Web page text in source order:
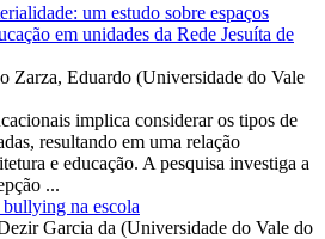
um estudo sobre espaços
em unidades da Rede Jesuíta de
Zarza, Eduardo (Universidade do Vale
implica considerar os tipos de
resultando em uma relação
e educação. A pesquisa investiga a
...
na escola
Garcia da (Universidade do Vale do